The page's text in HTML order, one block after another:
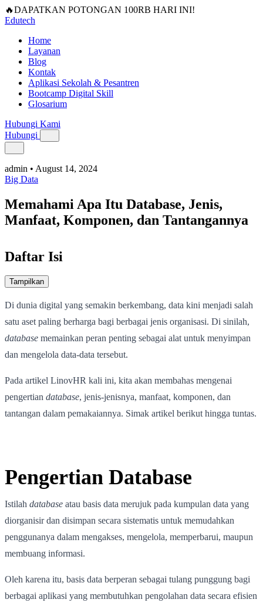
🔥DAPATKAN POTONGAN 100RB HARI INI!
Edutech
Home
Layanan
Blog
Kontak
Aplikasi Sekolah & Pesantren
Bootcamp Digital Skill
Glosarium
Hubungi Kami
Hubungi
admin • August 14, 2024
Big Data
Memahami Apa Itu Database, Jenis,
Manfaat, Komponen, dan Tantangannya
Daftar Isi
Tampilkan
Di dunia digital yang semakin berkembang, data kini menjadi salah
satu aset paling berharga bagi berbagai jenis organisasi. Di sinilah,
database memainkan peran penting sebagai alat untuk menyimpan
dan mengelola data-data tersebut.
Pada artikel LinovHR kali ini, kita akan membahas mengenai
pengertian database, jenis-jenisnya, manfaat, komponen, dan
tantangan dalam pemakaiannya. Simak artikel berikut hingga tuntas.
Pengertian Database
Istilah database atau basis data merujuk pada kumpulan data yang
diorganisir dan disimpan secara sistematis untuk memudahkan
penggunanya dalam mengakses, mengelola, memperbarui, maupun
membuang informasi.
Oleh karena itu, basis data berperan sebagai tulang punggung bagi
berbagai aplikasi yang membutuhkan pengolahan data secara efisien